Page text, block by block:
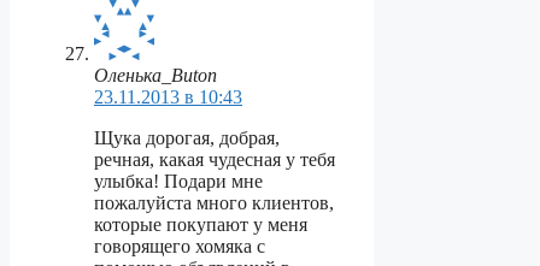
Оленька_Buton
23.11.2013 в 10:43
Щука дорогая, добрая,
речная, какая чудесная у тебя
улыбка! Подари мне
пожалуйста много клиентов,
которые покупают у меня
говорящего хомяка с